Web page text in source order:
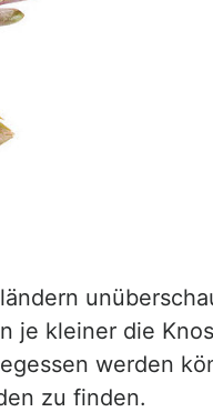
je kleiner die
werden
zu finden.